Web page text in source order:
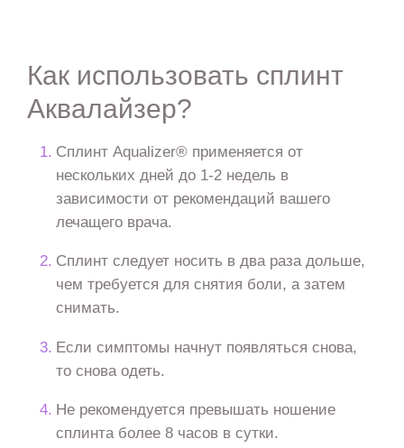
Как использовать сплинт
Аквалайзер?
Сплинт Aqualizer® применяется от
нескольких дней до 1-2 недель в
зависимости от рекомендаций вашего
лечащего врача.
Сплинт следует носить в два раза дольше,
чем требуется для снятия боли, а затем
снимать.
Если симптомы начнут появляться снова,
то снова одеть.
Не рекомендуется превышать ношение
сплинта более 8 часов в сутки.